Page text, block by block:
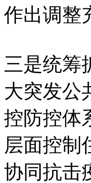
作出调整
三是统筹
大突发公
控防控体
层面控制
协同抗击